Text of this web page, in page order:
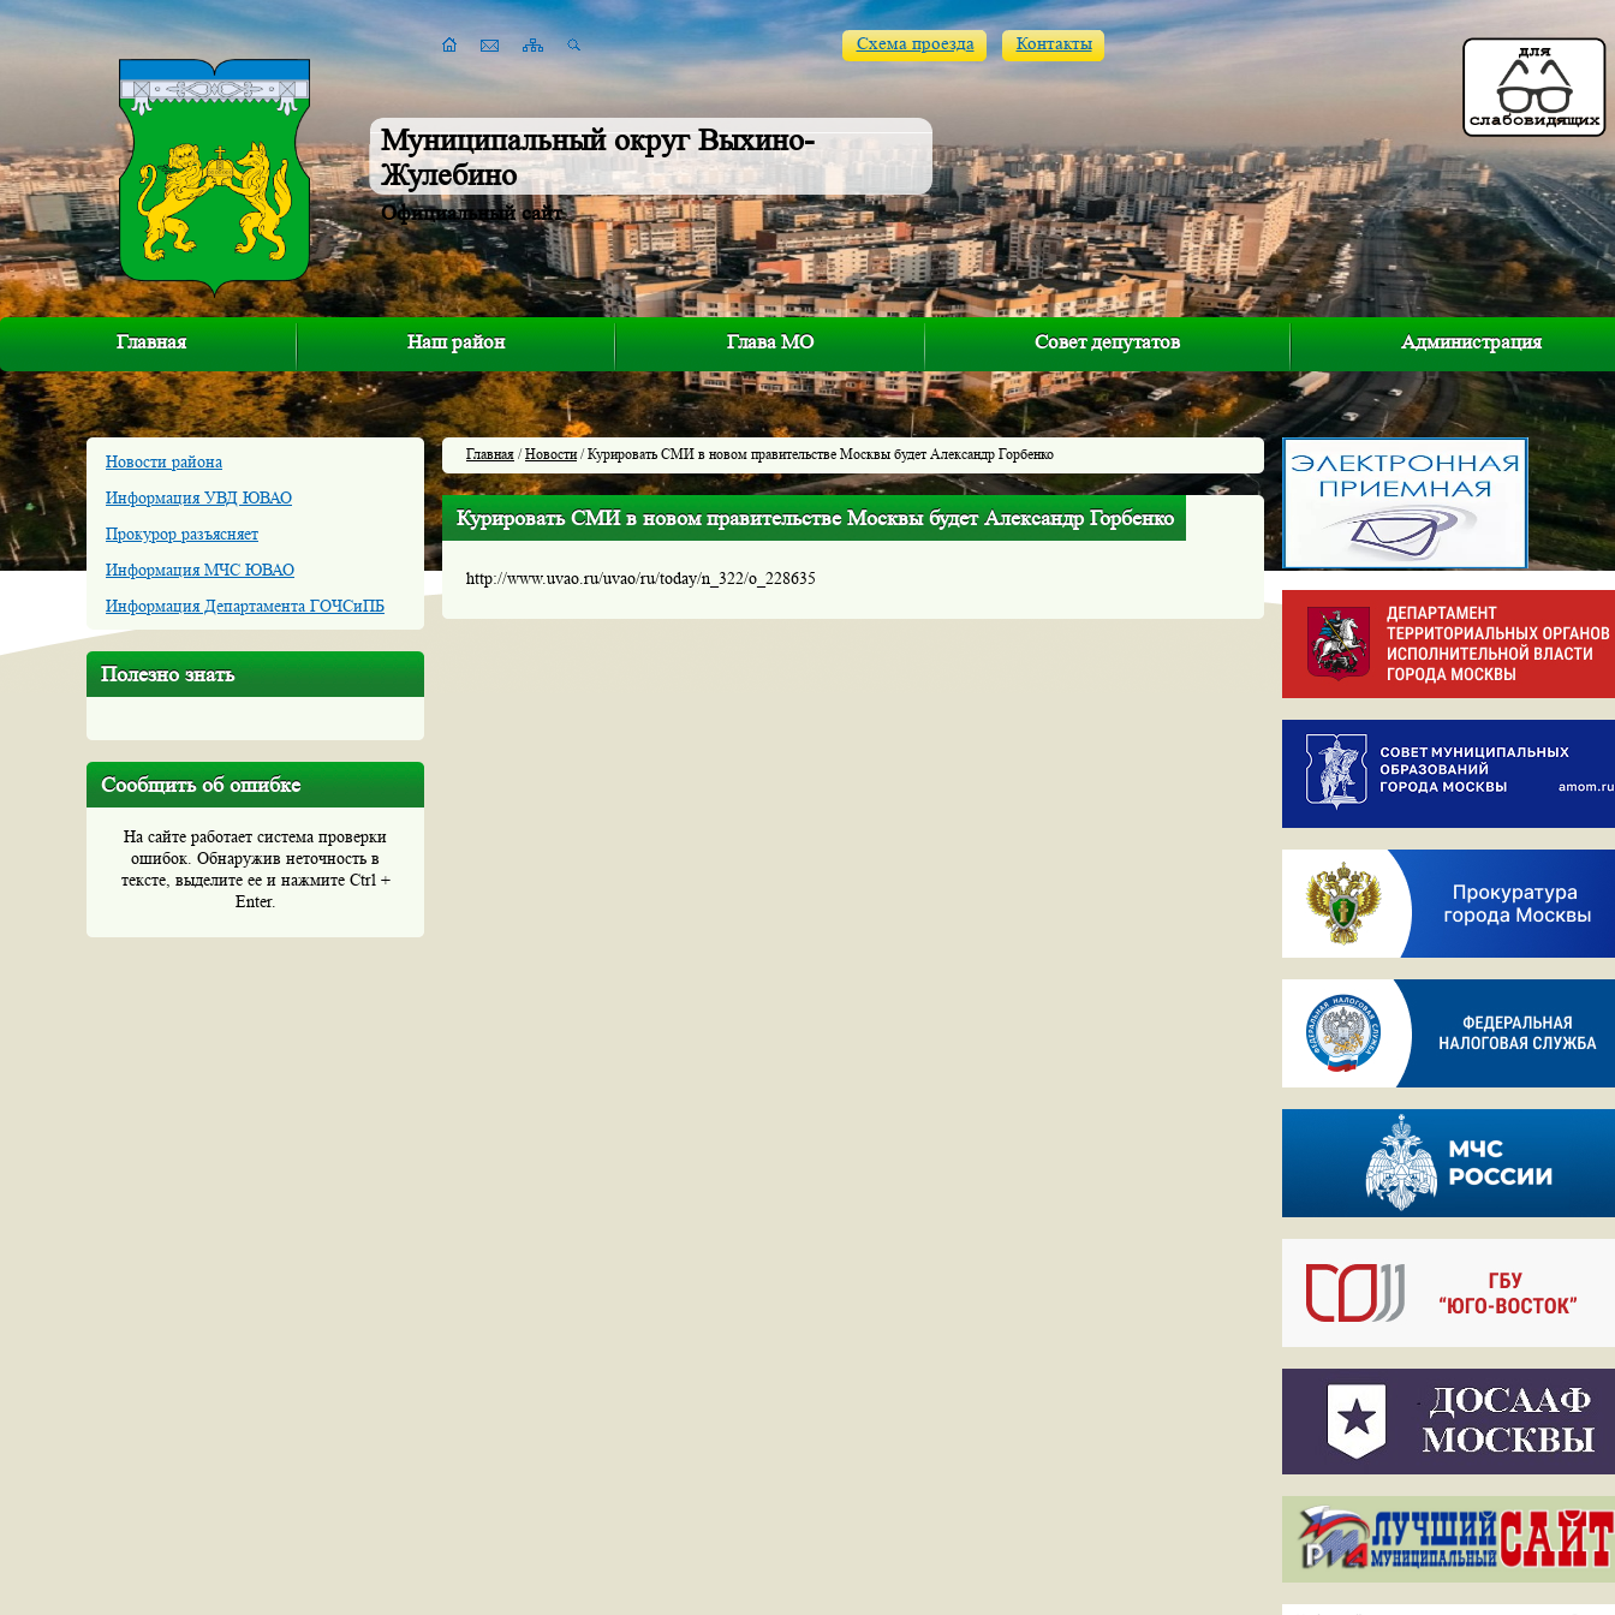
Муниципальный округ Выхино-
Жулебино
Официальный сайт
Схема проезда Контакты
Главная Наш район Глава МО Совет депутатов Администрация
Новости района
Информация УВД ЮВАО
Прокурор разъясняет
Информация МЧС ЮВАО
Информация Департамента ГОЧСиПБ
Полезно знать
Сообщить об ошибке
На сайте работает система проверки
ошибок. Обнаружив неточность в
тексте, выделите ее и нажмите Ctrl +
Enter.
Главная /Новости/ Курировать СМИ в новом правительстве Москвы будет Александр Горбенко
Курировать СМИ в новом правительстве Москвы будет Александр Горбенко
http://www.uvao.ru/uvao/ru/today/n_322/o_228635